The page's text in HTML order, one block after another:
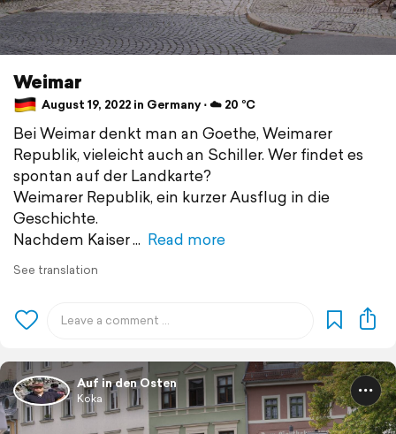
Weimar
August 19, 2022 in Germany ⋅ ☁️ 20 °C
Bei Weimar denkt man an Goethe, Weimarer
Republik, vieleicht auch an Schiller. Wer findet es
spontan auf der Landkarte?
Weimarer Republik, ein kurzer Ausflug in die
Geschichte.
Nachdem Kaiser
Read more
See translation
Auf in den Osten
Koka